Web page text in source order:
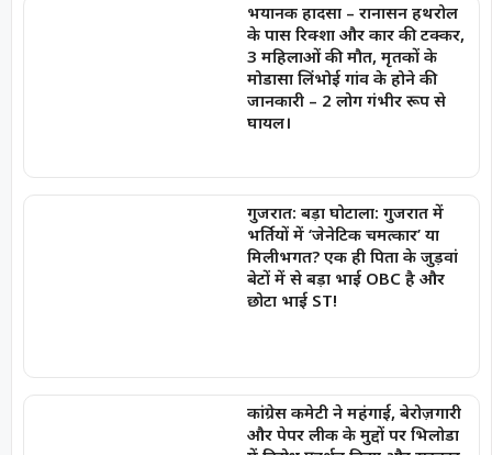
भयानक हादसा – रानासन हथरोल
के पास रिक्शा और कार की टक्कर,
3 महिलाओं की मौत, मृतकों के
मोडासा लिंभोई गांव के होने की
जानकारी – 2 लोग गंभीर रूप से
घायल।
गुजरात: बड़ा घोटाला: गुजरात में
भर्तियों में ‘जेनेटिक चमत्कार’ या
मिलीभगत? एक ही पिता के जुड़वां
बेटों में से बड़ा भाई OBC है और
छोटा भाई ST!
कांग्रेस कमेटी ने महंगाई, बेरोज़गारी
और पेपर लीक के मुद्दों पर भिलोडा